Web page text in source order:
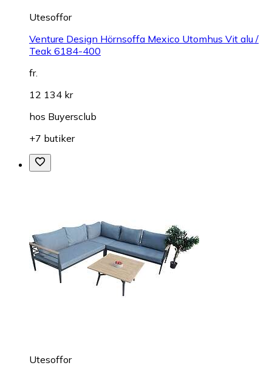
Utesoffor
Venture Design Hörnsoffa Mexico Utomhus Vit alu /
Teak 6184-400
fr.
12 134 kr
hos Buyersclub
+7 butiker
Utesoffor